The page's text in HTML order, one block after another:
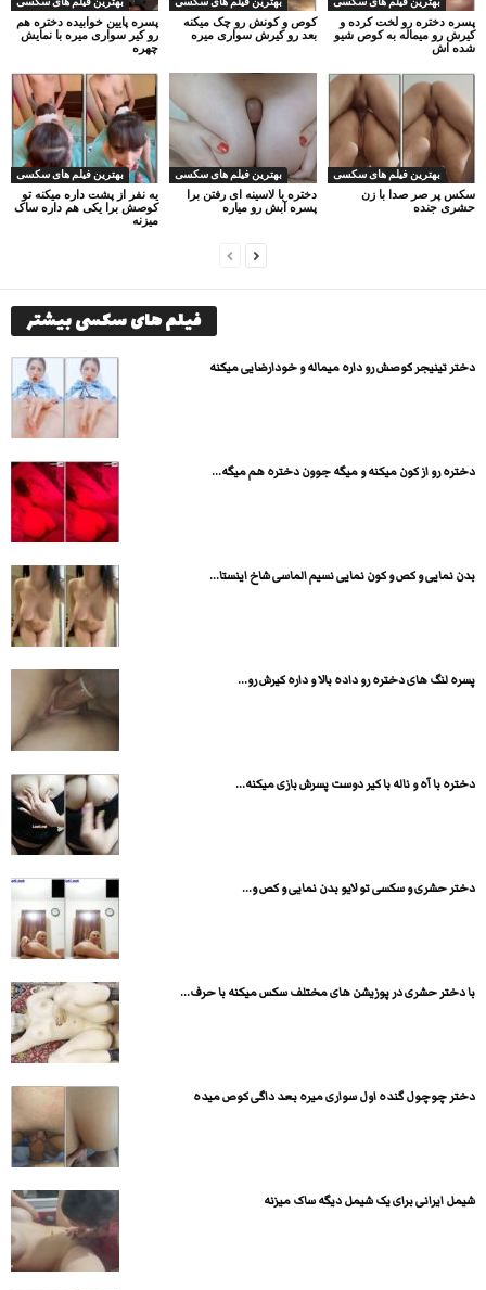
پسره پایین خوابیده دختره هم
رو کیر سواری میره با نمایش
چهره
کوص و کونش رو چک میکنه
بعد رو کیرش سواری میره
پسره دختره رو لخت کرده و
کیرش رو میماله به کوص شیو
شده اش
بهترین فیلم های سکسی
یه نفر از پشت داره میکنه تو
کوصش برا یکی هم داره ساک
میزنه
بهترین فیلم های سکسی
دختره با لاسینه ای رفتن برا
پسره آبش رو میاره
بهترین فیلم های سکسی
سکس پر صر صدا با زن
حشری جنده
فیلم های سکسی بیشتر
دختر تینیجر کوصش رو داره میماله و خودارضایی میکنه
دختره رو از کون میکنه و میگه جوون دختره هم میگه...
بدن نمایی و کص و کون نمایی نسیم الماسی شاخ اینستا...
پسره لنگ های دختره رو داده بالا و داره کیرش رو...
دختره با آه و ناله با کیر دوست پسرش بازی میکنه...
دختر حشری و سکسی تو لایو بدن نمایی و کص و...
با دختر حشری در پوزیشن های مختلف سکس میکنه با حرف...
دختر چوچول گنده اول سواری میره بعد داگی کوص میده
شیمل ایرانی برای یک شیمل دیگه ساک میزنه